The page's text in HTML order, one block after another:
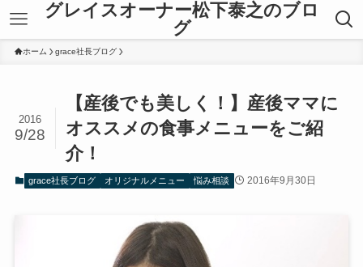
グレイスオーナー松下泰之のブロ
グ
ホーム grace社長ブログ
【産後でも美しく！】産後ママに
オススメの食事メニューをご紹
介！
2016
9/28
grace社長ブログ オリジナルメニュー 悩み相談 2016年9月30日